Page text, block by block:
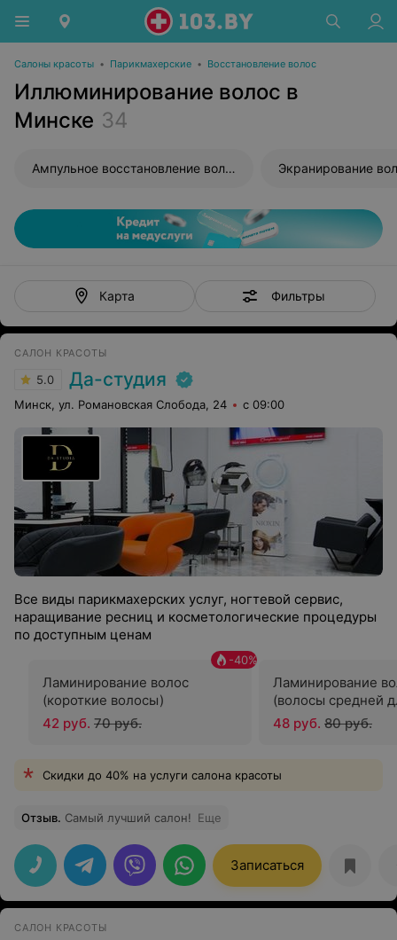
Салоны красоты • Парикмахерские • Восстановление волос
Иллюминирование волос в
Минске 34
Ампульное восстановление волос Экранирование
Карта Фильтры
САЛОН КРАСОТЫ
5.0 Да-студия
Минск, ул. Романовская Слобода, 24 с 09:00
Все виды парикмахерских услуг, ногтевой сервис,
наращивание ресниц и косметологические процедуры
по доступным ценам
Ламинирование волос
(короткие волосы)
-40%
42 руб. 70 руб.
Ламинирование
(волосы средней
48 руб. 80 руб.
Скидки до 40% на услуги салона красоты
Отзыв. Самый лучший салон! Еще
Записаться
САЛОН КРАСОТЫ